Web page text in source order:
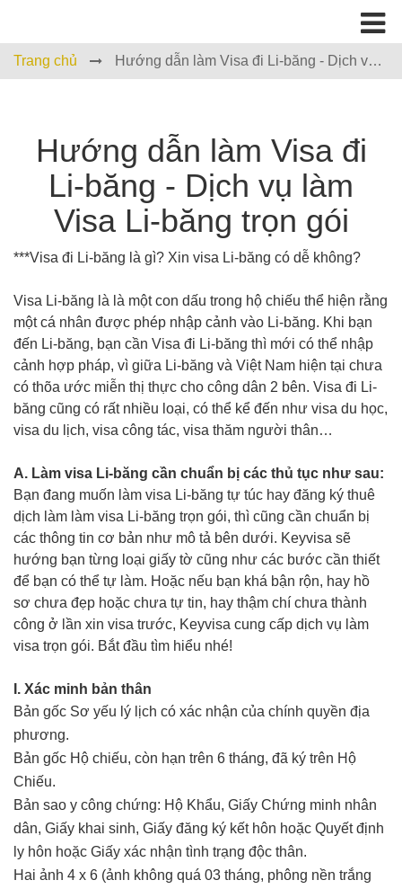
Trang chủ Hướng dẫn làm Visa đi Li-băng - Dịch vụ
Hướng dẫn làm Visa đi
Li-băng - Dịch vụ làm
Visa Li-băng trọn gói
***Visa đi Li-băng là gì? Xin visa Li-băng có dễ không?
Visa Li-băng là là một con dấu trong hộ chiếu thể hiện rằng
một cá nhân được phép nhập cảnh vào Li-băng. Khi bạn
đến Li-băng, bạn cần Visa đi Li-băng thì mới có thể nhập
cảnh hợp pháp, vì giữa Li-băng và Việt Nam hiện tại chưa
có thõa ước miễn thị thực cho công dân 2 bên. Visa đi Li-
băng cũng có rất nhiều loại, có thể kể đến như visa du học,
visa du lịch, visa công tác, visa thăm người thân…
A. Làm visa Li-băng cần chuẩn bị các thủ tục như sau:
Bạn đang muốn làm visa Li-băng tự túc hay đăng ký thuê
dịch làm làm visa Li-băng trọn gói, thì cũng cần chuẩn bị
các thông tin cơ bản như mô tả bên dưới. Keyvisa sẽ
hướng bạn từng loại giấy tờ cũng như các bước cần thiết
để bạn có thể tự làm. Hoặc nếu bạn khá bận rộn, hay hồ
sơ chưa đẹp hoặc chưa tự tin, hay thậm chí chưa thành
công ở lần xin visa trước, Keyvisa cung cấp dịch vụ làm
visa trọn gói. Bắt đầu tìm hiểu nhé!
I. Xác minh bản thân
Bản gốc Sơ yếu lý lịch có xác nhận của chính quyền địa
phương.
Bản gốc Hộ chiếu, còn hạn trên 6 tháng, đã ký trên Hộ
Chiếu.
Bản sao y công chứng: Hộ Khẩu, Giấy Chứng minh nhân
dân, Giấy khai sinh, Giấy đăng ký kết hôn hoặc Quyết định
ly hôn hoặc Giấy xác nhận tình trạng độc thân.
Hai ảnh 4 x 6 (ảnh không quá 03 tháng, phông nền trắng